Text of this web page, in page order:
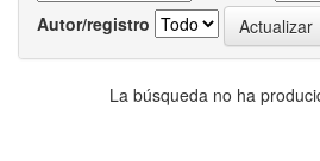
Autor/registro
La búsqueda no ha